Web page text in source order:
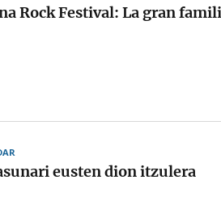
Rock Festival: La gran
eusten dion itzulera